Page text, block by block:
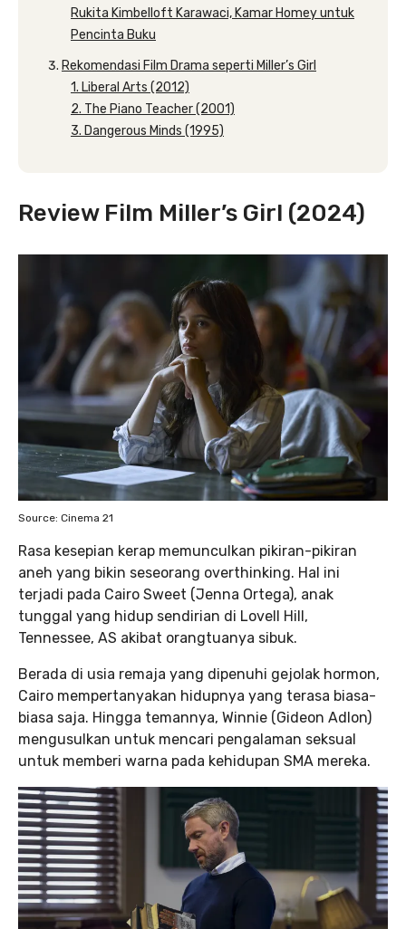
Rukita Kimbelloft Karawaci, Kamar Homey untuk
Pencinta Buku
Rekomendasi Film Drama seperti Miller’s Girl
1. Liberal Arts (2012)
2. The Piano Teacher (2001)
3. Dangerous Minds (1995)
Review Film Miller’s Girl (2024)
Source: Cinema 21
Rasa kesepian kerap memunculkan pikiran-pikiran
aneh yang bikin seseorang overthinking. Hal ini
terjadi pada Cairo Sweet (Jenna Ortega), anak
tunggal yang hidup sendirian di Lovell Hill,
Tennessee, AS akibat orangtuanya sibuk.
Berada di usia remaja yang dipenuhi gejolak hormon,
Cairo mempertanyakan hidupnya yang terasa biasa-
biasa saja. Hingga temannya, Winnie (Gideon Adlon)
mengusulkan untuk mencari pengalaman seksual
untuk memberi warna pada kehidupan SMA mereka.